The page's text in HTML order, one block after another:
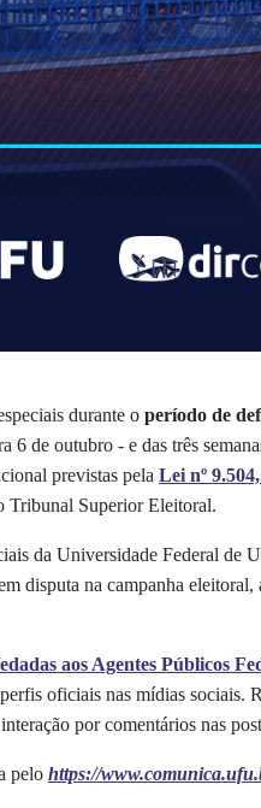
durante o período de
6 de outubro - e das três
previstas pela Lei nº
Tribunal Superior Eleitoral.
da Universidade Federal
disputa na campanha
aos Agentes Públicos
oficiais nas mídias sociais.
por comentários nas
pelo https://